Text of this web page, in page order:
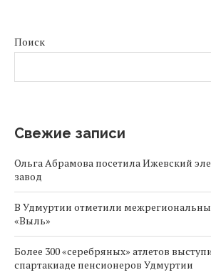
Поиск
Свежие записи
Ольга Абрамова посетила Ижевский
завод
В Удмуртии отметили
«Выль»
Более 300 «серебряных» атлетов
спартакиаде пенсионеров Удмуртии